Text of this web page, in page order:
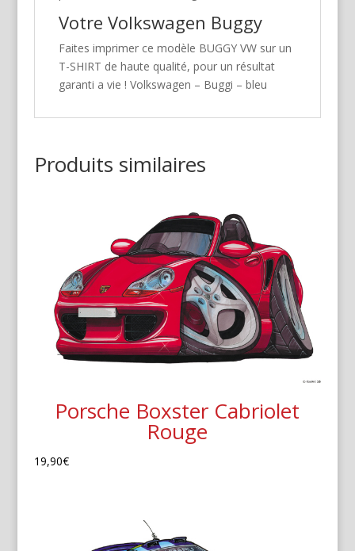
Votre Volkswagen Buggy
Faites imprimer ce modèle BUGGY VW sur un
T-SHIRT de haute qualité, pour un résultat
garanti a vie ! Volkswagen – Buggi – bleu
Produits similaires
Porsche Boxster Cabriolet
Rouge
19,90€